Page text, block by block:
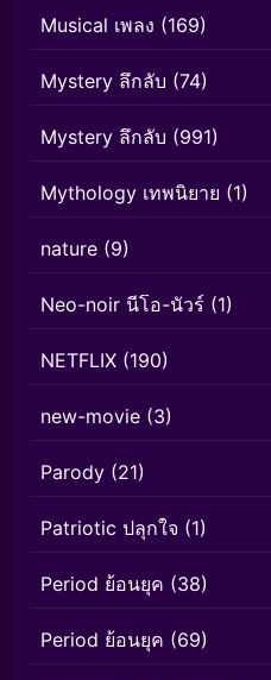
Musical เพลง (169)
Mystery ลึกลับ (74)
Mystery ลึกลับ (991)
Mythology เทพนิยาย (1)
nature (9)
Neo-noir นีโอ-นัวร์ (1)
NETFLIX (190)
new-movie (3)
Parody (21)
Patriotic ปลุกใจ (1)
Period ย้อนยุค (38)
Period ย้อนยุค (69)